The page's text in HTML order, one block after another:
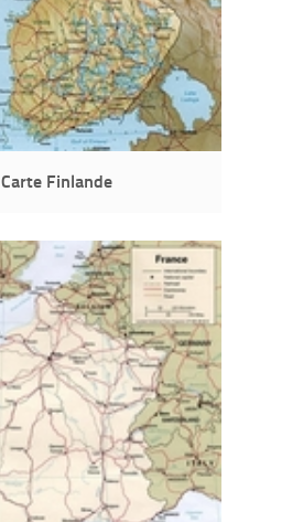
Carte Finlande